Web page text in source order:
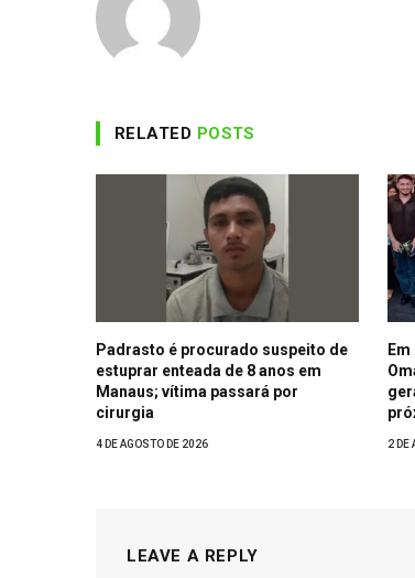
RELATED POSTS
Padrasto é procurado suspeito de
estuprar enteada de 8 anos em
Manaus; vítima passará por
cirurgia
4 DE AGOSTO DE 2026 2 DE
LEAVE A REPLY